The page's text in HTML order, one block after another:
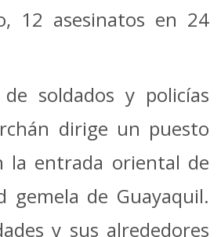
12 asesinatos en 24
de soldados y policías
dirige un puesto
la entrada oriental de
gemela de Guayaquil.
y sus alrededores